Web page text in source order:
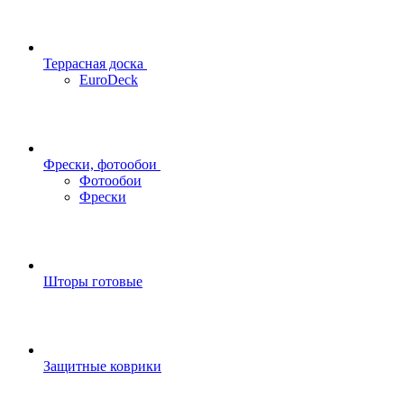
Террасная доска
EuroDeck
Фрески, фотообои
Фотообои
Фрески
Шторы готовые
Защитные коврики